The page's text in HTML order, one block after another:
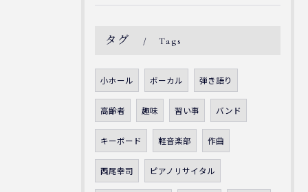
タグ Tags
小ホール ボーカル 弾き語り
高齢者 趣味 習い事 バンド
キーボード 軽音楽部 作曲
西尾幸司 ピアノリサイタル